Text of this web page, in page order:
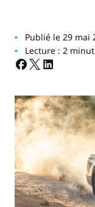
Publié le 29 mai
Lecture : 2